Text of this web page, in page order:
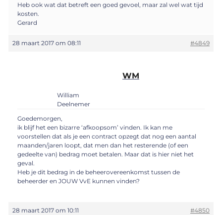
Heb ook wat dat betreft een goed gevoel, maar zal wel wat tijd
kosten.
Gerard
28 maart 2017 om 08:11 #4849
WM
William
Deelnemer
Goedemorgen,
ik blijf het een bizarre ‘afkoopsom’ vinden. Ik kan me
voorstellen dat als je een contract opzegt dat nog een aantal
maanden/jaren loopt, dat men dan het resterende (of een
gedeelte van) bedrag moet betalen. Maar dat is hier niet het
geval.
Heb je dit bedrag in de beheerovereenkomst tussen de
beheerder en JOUW VvE kunnen vinden?
28 maart 2017 om 10:11 #4850